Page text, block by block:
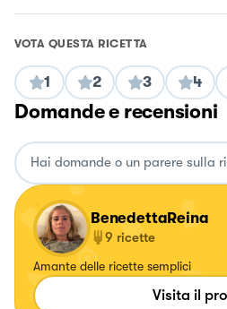
VOTA QUESTA RICETTA
1 2 3 4
Domande e recensioni
BenedettaReina
9 ricette
Amante delle ricette semplici
Visita il